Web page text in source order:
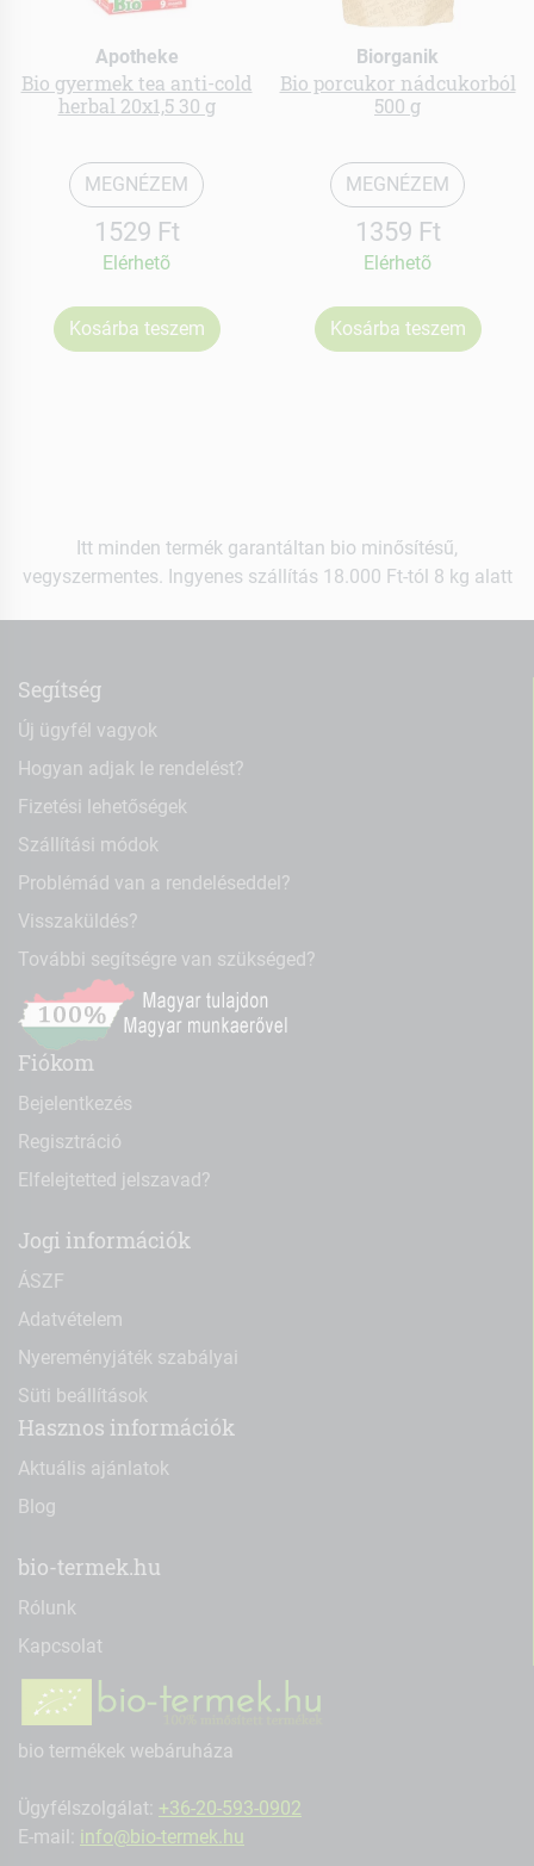
Apotheke
Bio gyermek tea anti-cold
herbal 20x1,5 30 g
MEGNÉZEM
1529 Ft
Elérhetõ
Kosárba teszem
Biorganik
Bio porcukor nádcukorból
500 g
MEGNÉZEM
1359 Ft
Elérhetõ
Kosárba teszem
Itt minden termék garantáltan bio minősítésű,
vegyszermentes. Ingyenes szállítás 18.000 Ft-tól 8 kg alatt
Segítség
Új ügyfél vagyok
Hogyan adjak le rendelést?
Fizetési lehetőségek
Szállítási módok
Problémád van a rendeléseddel?
Visszaküldés?
További segítségre van szükséged?
Fiókom
Bejelentkezés
Regisztráció
Elfelejtetted jelszavad?
Jogi információk
ÁSZF
Adatvételem
Nyereményjáték szabályai
Süti beállítások
Hasznos információk
Aktuális ajánlatok
Blog
bio-termek.hu
Rólunk
Kapcsolat
bio termékek webáruháza
Ügyfélszolgálat: +36-20-593-0902
E-mail: info@bio-termek.hu